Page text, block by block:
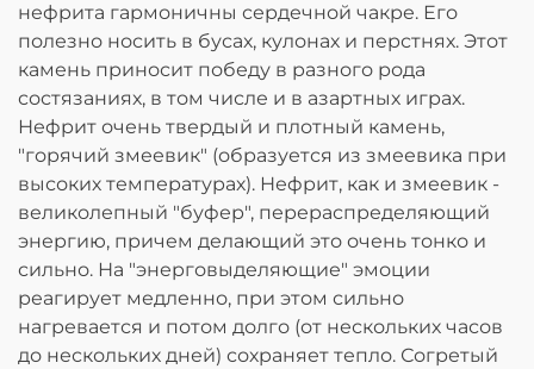
нефрита гармоничны сердечной чакре. Его
полезно носить в бусах, кулонах и перстнях. Этот
камень приносит победу в разного рода
состязаниях, в том числе и в азартных играх.
Нефрит очень твердый и плотный камень,
"горячий змеевик" (образуется из змеевика при
высоких температурах). Нефрит, как и змеевик -
великолепный "буфер", перераспределяющий
энергию, причем делающий это очень тонко и
сильно. На "энерговыделяющие" эмоции
реагирует медленно, при этом сильно
нагревается и потом долго (от нескольких часов
до нескольких дней) сохраняет тепло. Согретый